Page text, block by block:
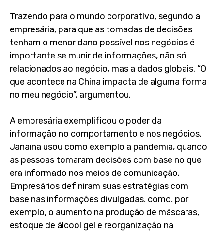
Trazendo para o mundo corporativo, segundo a
empresária, para que as tomadas de decisões
tenham o menor dano possível nos negócios é
importante se munir de informações, não só
relacionados ao negócio, mas a dados globais. “O
que acontece na China impacta de alguma forma
no meu negócio”, argumentou.
A empresária exemplificou o poder da
informação no comportamento e nos negócios.
Janaina usou como exemplo a pandemia, quando
as pessoas tomaram decisões com base no que
era informado nos meios de comunicação.
Empresários definiram suas estratégias com
base nas informações divulgadas, como, por
exemplo, o aumento na produção de máscaras,
estoque de álcool gel e reorganização na